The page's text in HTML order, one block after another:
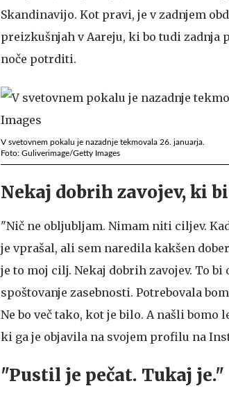
Skandinavijo. Kot pravi, je v zadnjem
preizkušnjah v Aareju, ki bo tudi zadnja
noče potrditi.
V svetovnem pokalu je nazadnje tekmovala 26. januarja.
Foto: Guliverimage/Getty Images
Nekaj dobrih zavojev, ki
"Nič ne obljubljam. Nimam niti ciljev.
je vprašal, ali sem naredila kakšen
je to moj cilj. Nekaj dobrih zavojev. To
spoštovanje zasebnosti. Potrebovala
Ne bo več tako, kot je bilo. A našli
ki ga je objavila na svojem profilu na
"Pustil je pečat. Tukaj je."